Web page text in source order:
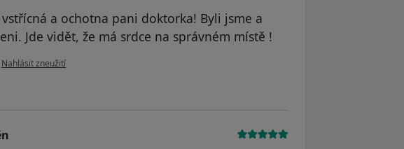
a ochotna pani doktorka! Byli jsme a
Jde vidět, že má srdce na správném místě !
podle názoru uživatele Nikol
Nahlásit zneužití